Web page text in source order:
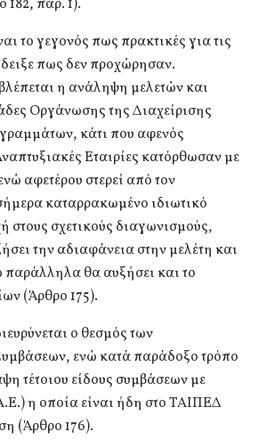
παρ. 1).
το γεγονός πως πρακτικές για τις
πως δεν προχώρησαν.
η ανάληψη μελετών και
Οργάνωσης της Διαχείρισης
κάτι που αφενός
Εταιρίες κατόρθωσαν με
αφετέρου στερεί από τον
καταρρακωμένο ιδιωτικό
στους σχετικούς διαγωνισμούς,
την αδιαφάνεια στην μελέτη και
παράλληλα θα αυξήσει και το
(Άρθρο 175).
ο θεσμός των
ενώ κατά παράδοξο τρόπο
τέτοιου είδους συμβάσεων με
η οποία είναι ήδη στο ΤΑΙΠΕΔ
(Άρθρο 176).